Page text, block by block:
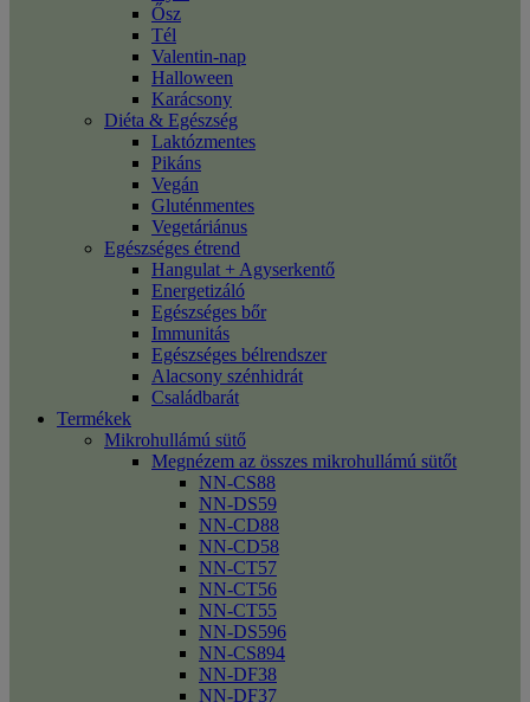
Ősz
Tél
Valentin-nap
Halloween
Karácsony
Diéta & Egészség
Laktózmentes
Pikáns
Vegán
Gluténmentes
Vegetáriánus
Egészséges étrend
Hangulat + Agyserkentő
Energetizáló
Egészséges bőr
Immunitás
Egészséges bélrendszer
Alacsony szénhidrát
Családbarát
Termékek
Mikrohullámú sütő
Megnézem az összes mikrohullámú sütőt
NN-CS88
NN-DS59
NN-CD88
NN-CD58
NN-CT57
NN-CT56
NN-CT55
NN-DS596
NN-CS894
NN-DF38
NN-DF37